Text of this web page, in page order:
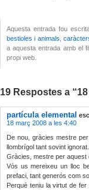
Aquesta entrada fou
bestioles i animals ,
a aquesta entrada amb el
propi web.
19 Respostes a
partícula elemental
18 març 2008 a les 4:40
De nou, gràcies mestre
llombrígol tant sovint ignorat.
Gràcies, mestre per aquest
Vós us mereixeu un lloc
prefaci, tant generós com
Perquè teniu la virtut de fer